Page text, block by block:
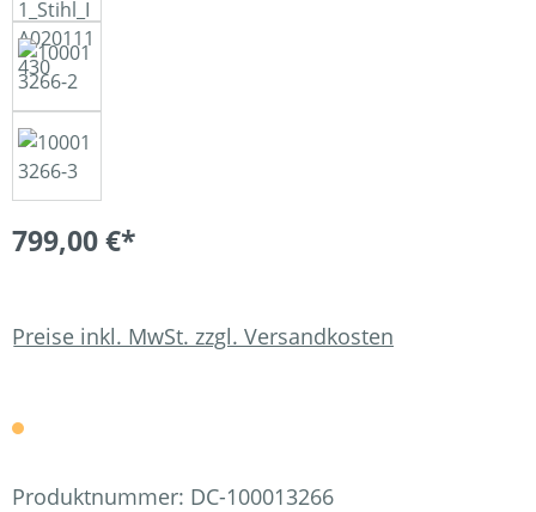
799,00 €*
Preise inkl. MwSt. zzgl. Versandkosten
Produktnummer: DC-100013266